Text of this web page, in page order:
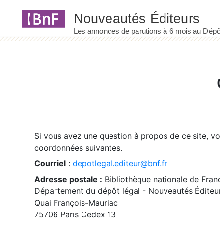
Si vous avez une question à propos de ce site,
coordonnées suivantes.
Courriel : depotlegal.editeur@bnf.fr
Adresse postale : Bibliothèque nationale de
Département du dépôt légal - Nouveautés
Quai François-Mauriac
75706 Paris Cedex 13